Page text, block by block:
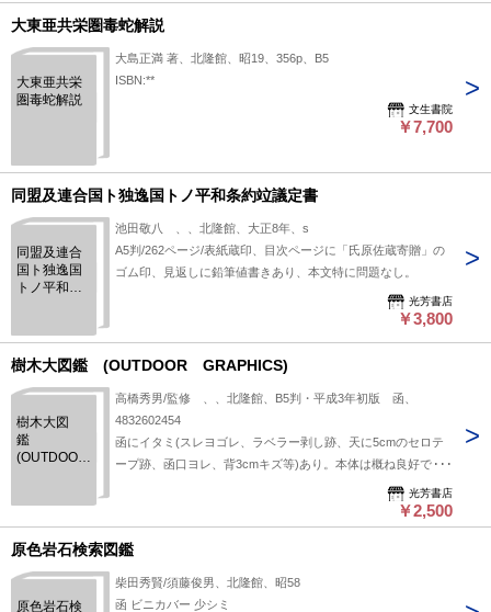
大東亜共栄圏毒蛇解説
大東亜共栄
圏毒蛇解説
大島正満 著、北隆館、昭19、356p、B5
ISBN:**
文生書院
￥7,700
同盟及連合国ト独逸国トノ平和条約竝議定書
同盟及連合
国ト独逸国
トノ平和条
池田敬八 、、北隆館、大正8年、s
A5判/262ページ/表紙蔵印、目次ページに「氏原佐蔵寄贈」の
ゴム印、見返しに鉛筆値書きあり、本文特に問題なし。
光芳書店
￥3,800
樹木大図鑑 (OUTDOOR GRAPHICS)
樹木大図
鑑
(OUTDOOR
高橋秀男/監修 、、北隆館、B5判・平成3年初版 函、
4832602454
函にイタミ(スレヨゴレ、ラベラー剥し跡、天に5cmのセロテ
ープ跡、函口ヨレ、背3cmキズ等)あり。本体は概ね良好で
光芳書店
￥2,500
原色岩石検索図鑑
原色岩石検
柴田秀賢/須藤俊男、北隆館、昭58
函 ビニカバー 少シミ